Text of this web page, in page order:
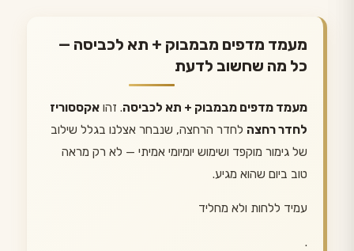
מעמד מדפים מבמבוק + תא לכביסה —
כל מה שחשוב לדעת
מעמד מדפים מבמבוק + תא לכביסה. זהו אקססוריז
לחדר רחצה לחדר הרחצה, שנבחר אצלנו בגלל שילוב
של גימור מוקפד ושימוש יומיומי אמיתי — לא רק מראה
טוב ביום שהוא מגיע.
עמיד ללחות ולא מחליד
.